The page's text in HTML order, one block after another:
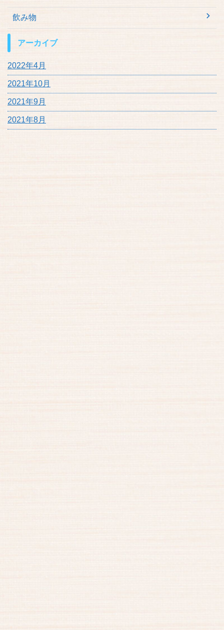
飲み物
アーカイブ
2022年4月
2021年10月
2021年9月
2021年8月